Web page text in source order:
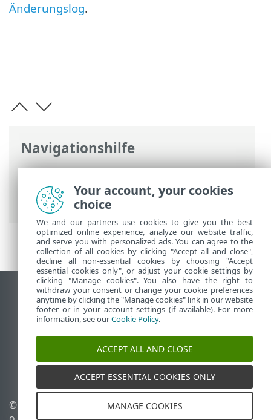
Navigationshilfe
ESET Online-Hilfe>ESET PROTECT On-
Prem>Einführung> Neue Funktionen in
ESET PROTECT On-Prem 13.0
Änderungslog.
Desktop-Site anzeigen
End of Life
ESET Knowledgebase
ESET-Forum
ESET Status Portal
Regionaler Support
© 1992 - 2026 ESET, spol. s r.
Cookies verwalten
Your account, your cookies
choice
We and our partners use cookies to give you the best
optimized online experience, analyze our website traffic,
and serve you with personalized ads. You can agree to the
collection of all cookies by clicking "Accept all and close",
decline all non-essential cookies by choosing "Accept
essential cookies only", or adjust your cookie settings by
clicking "Manage cookies". You also have the right to
withdraw your consent or change your cookie preferences
anytime by clicking the "Manage cookies" link in our website
footer or in your account settings (if available). For more
information, see ourCookie Policy.
ACCEPT ALL AND CLOSE
ACCEPT ESSENTIAL COOKIES ONLY
MANAGE COOKIES